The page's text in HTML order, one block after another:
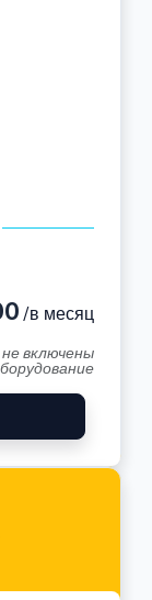
/в месяц
включены